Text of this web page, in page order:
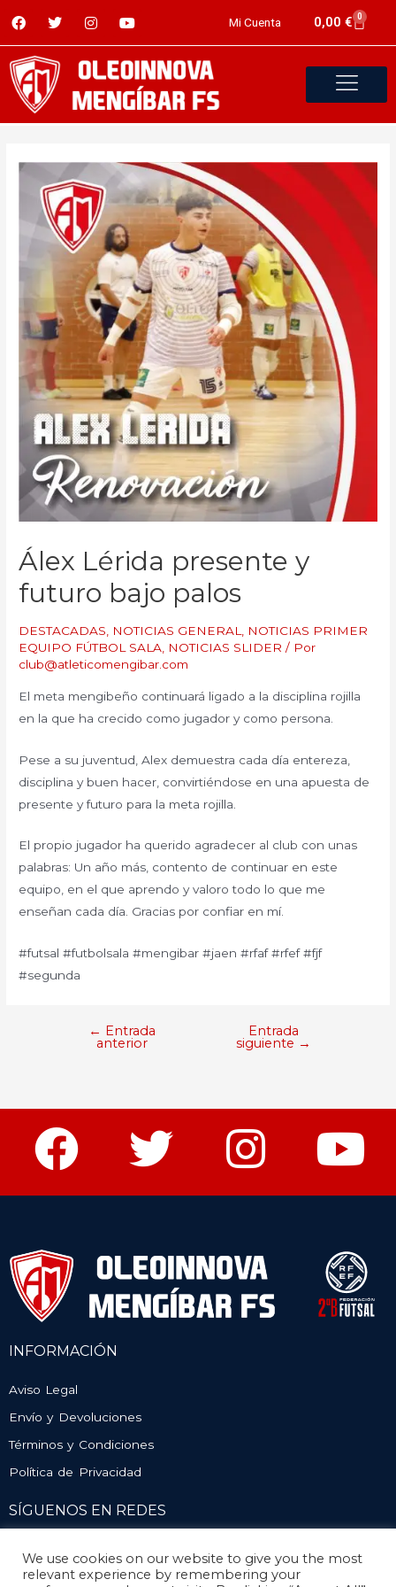
Mi Cuenta 0,00 € 0
Álex Lérida presente y
futuro bajo palos
DESTACADAS NOTICIAS GENERAL
NOTICIAS PRIMER
EQUIPO FÚTBOL SALA
NOTICIAS SLIDER / Por
club@atleticomengibar.com
El meta mengibeño continuará ligado a la disciplina rojilla
en la que ha crecido como jugador y como persona.
Pese a su juventud, Alex demuestra cada día entereza,
disciplina y buen hacer, convirtiéndose en una apuesta de
presente y futuro para la meta rojilla.
El propio jugador ha querido agradecer al club con unas
palabras: Un año más, contento de continuar en este
equipo, en el que aprendo y valoro todo lo que me
enseñan cada día. Gracias por confiar en mí.
#futsal #futbolsala #mengibar #jaen #rfaf #rfef #fjf
#segunda
← Entrada
anterior
Entrada
siguiente →
INFORMACIÓN
Aviso Legal
Envío y Devoluciones
Términos y Condiciones
Política de Privacidad
SÍGUENOS EN REDES
We use cookies on our website to give you the most
relevant experience by remembering your